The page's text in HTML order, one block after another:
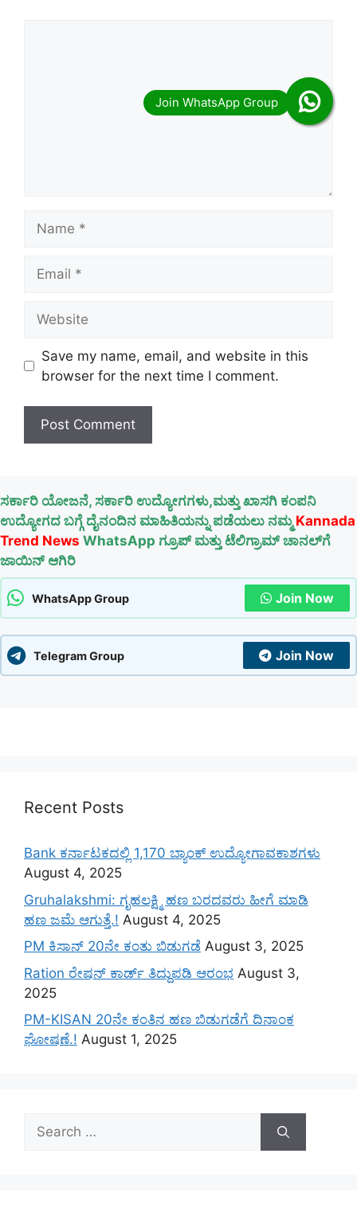
Save my name, email, and website in this
browser for the next time I comment.
ಸರ್ಕಾರಿ ಯೋಜನೆ, ಸರ್ಕಾರಿ ಉದ್ಯೋಗಗಳು,ಮತ್ತು ಖಾಸಗಿ ಕಂಪನಿ
ಉದ್ಯೋಗದ ಬಗ್ಗೆ ದೈನಂದಿನ ಮಾಹಿತಿಯನ್ನು ಪಡೆಯಲು ನಮ್ಮKannada
Trend News WhatsApp ಗ್ರೂಪ್ ಮತ್ತು ಟೆಲಿಗ್ರಾಮ್ ಚಾನಲ್‌ಗೆ
ಜಾಯಿನ್ ಆಗಿರಿ
WhatsApp Group Join Now
Telegram Group Join Now
Recent Posts
Bank ಕರ್ನಾಟಕದಲ್ಲಿ 1,170 ಬ್ಯಾಂಕ್ ಉದ್ಯೋಗಾವಕಾಶಗಳು
August 4, 2025
Gruhalakshmi: ಗೃಹಲಕ್ಷ್ಮಿ ಹಣ ಬರದವರು ಹೀಗೆ ಮಾಡಿ
ಹಣ ಜಮೆ‌ ಆಗುತ್ತೆ.! August 4, 2025
PM ಕಿಸಾನ್ 20ನೇ ಕಂತು ಬಿಡುಗಡೆ August 3, 2025
Ration ರೇಷನ್ ಕಾರ್ಡ್ ತಿದ್ದುಪಡಿ ಆರಂಭ August 3,
2025
PM-KISAN 20ನೇ ಕಂತಿನ ಹಣ ಬಿಡುಗಡೆಗೆ ದಿನಾಂಕ
ಘೋಷಣೆ.! August 1, 2025
Search
for: